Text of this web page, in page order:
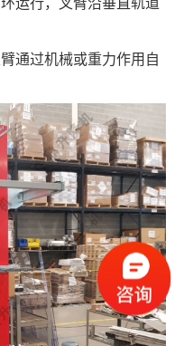
运行，叉臂沿垂直轨道
通过机械或重力作用自